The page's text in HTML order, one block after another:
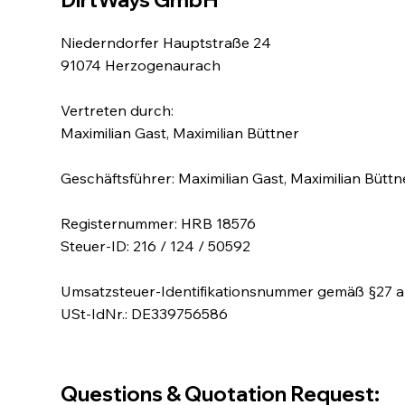
Niederndorfer Hauptstraße 24
91074 Herzogenaurach
Vertreten durch:
Maximilian Gast, Maximilian Büttner
Geschäftsführer: Maximilian Gast, Maximilian
Registernummer: HRB 18576
Steuer-ID: 216 / 124 / 50592
Umsatzsteuer-Identifikationsnummer gemäß §27
USt-IdNr.: DE339756586
Questions & Quotation Request: